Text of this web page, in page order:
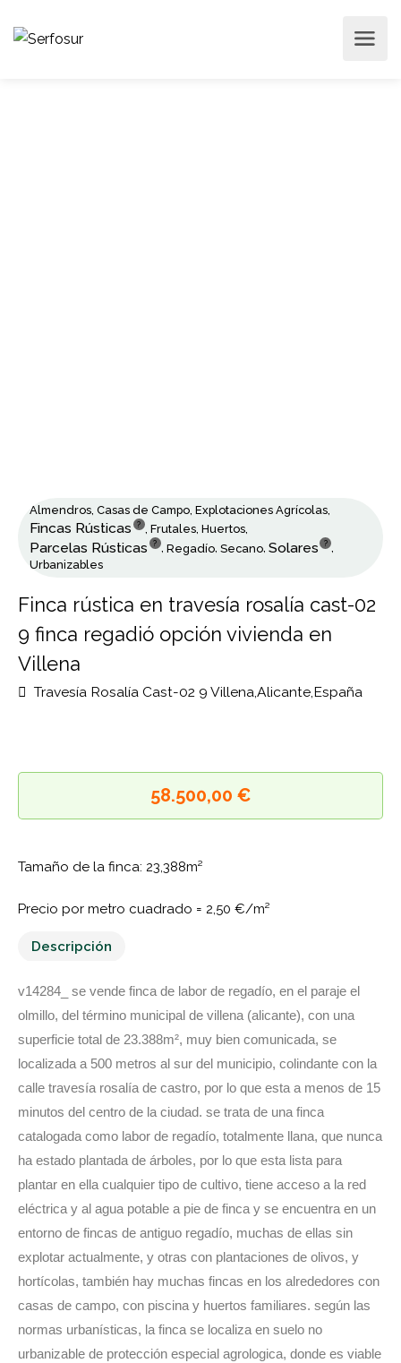
Almendros,Casas de Campo,Explotaciones Agrícolas
Fincas Rústicas
Parcelas Rústicas Regadío Secano,Solares ,
Urbanizables
Finca rústica en travesía rosalía cast-
9 finca regadió opción vivienda en
58.500,00 €
Tamaño de la finca: 23,388m²
Precio por metro cuadrado = 2,50 €/m²
Descripción
v14284_ se vende finca de labor de regadío, en el paraje el
olmillo, del término municipal de villena (alicante), con una
superficie total de 23.388m², muy bien comunicada, se
localizada a 500 metros al sur del municipio, colindante con la
calle travesía rosalía de castro, por lo que esta a menos de 15
minutos del centro de la ciudad. se trata de una finca
catalogada como labor de regadío, totalmente llana, que nunca
ha estado plantada de árboles, por lo que esta lista para
plantar en ella cualquier tipo de cultivo, tiene acceso a la red
eléctrica y al agua potable a pie de finca y se encuentra en un
entorno de fincas de antiguo regadío, muchas de ellas sin
explotar actualmente, y otras con plantaciones de olivos, y
hortícolas, también hay muchas fincas en los alrededores con
casas de campo, con piscina y huertos familiares. según las
normas urbanísticas, la finca se localiza en suelo no
urbanizable de protección especial agrologica, donde es viable